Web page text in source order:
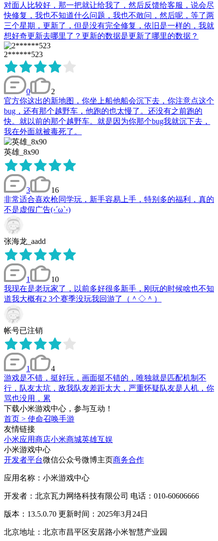
对面人比较好，那一把就让给我了，然后反馈给客服，说会尽
快修复，我也不知道什么问题，我也不敢问，然后呢，等了两
三个星期，更新了，但是没有完全修复，依旧是一样的，我就
想好奇更新去哪里了？更新的数据是更新了哪里的数据？
2******523
0
2
官方你这出的新地图，你坐上船他船会沉下去，你注意点这个
bug，还有那个越野车，他跑的也太慢了。还没有之前跑的
快。就以前的那个越野车。就是因为你那个bug我就沉下去，
我在外面就被毒死了。
英雄_8x90
3
16
非常适合喜欢枪同学玩，新手容易上手，特别多的福利，真的
不是虚假广告(›´ω`‹)
张海龙_aadd
1
10
我现在是老玩家了，以前多好很多新手，刚玩的时候啥也不知
道我大概有2 3个赛季没玩我回游了（＾◇＾）
帐号已注销
1
4
游戏是不错，挺好玩，画面挺不错的，唯独就是匹配机制不
行，队友太坑，敌我队友差距太大，严重怀疑队友是人机，你
骂也没用，累
下载小米游戏中心，参与互动！
首页 > 使命召唤手游
友情链接
小米应用商店小米商城英雄互娱
小米游戏中心
开发者平台微信公众号微博主页商务合作
应用名称：小米游戏中心
开发者：北京瓦力网络科技有限公司 电话：010-60606666
版本：13.5.0.70 更新时间：2025年3月24日
北京地址：北京市昌平区安居路小米智慧产业园